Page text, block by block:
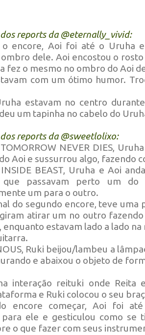
reports da @eternally_vivid:
encore, Aoi foi até o Uruha
dele. Aoi encostou o
fez o mesmo no ombro do Aoi
com um ótimo humor.
estavam no centro
um tapinha no cabelo do
reports da @sweetlolixo:
NEVER DIES,
Aoi e sussurrou algo, fazendo
BEAST, Uruha e Aoi
passavam perto um do
um para o outro.
do segundo encore, teve uma
atirar um no outro
enquanto estavam lado a lado
Ruki beijou/lambeu a
e abaixou o objeto de
interação reituki onde Reita
e Ruki colocou o seu
encore começar, Aoi foi
para ele e gesticulou como se
o que fazer com seus